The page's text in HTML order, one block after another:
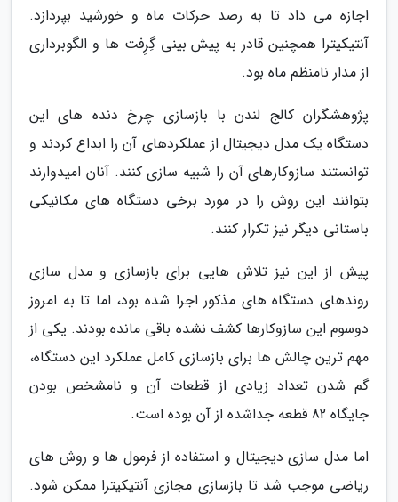
اجازه می داد تا به رصد حرکات ماه و خورشید بپردازد.
آنتیکیترا همچنین قادر به پیش بینی گِرِفت ها و الگوبرداری
از مدار نامنظم ماه بود.
پژوهشگران کالج لندن با بازسازی چرخ دنده های این
دستگاه یک مدل دیجیتال از عملکردهای آن را ابداع کردند و
توانستند سازوکارهای آن را شبیه سازی کنند. آنان امیدوارند
بتوانند این روش را در مورد برخی دستگاه های مکانیکی
باستانی دیگر نیز تکرار کنند.
پیش از این نیز تلاش هایی برای بازسازی و مدل سازی
روندهای دستگاه های مذکور اجرا شده بود، اما تا به امروز
دوسوم این سازوکارها کشف نشده باقی مانده بودند. یکی از
مهم ترین چالش ها برای بازسازی کامل عملکرد این دستگاه،
گم شدن تعداد زیادی از قطعات آن و نامشخص بودن
جایگاه 82 قطعه جداشده از آن بوده است.
اما مدل سازی دیجیتال و استفاده از فرمول ها و روش های
ریاضی موجب شد تا بازسازی مجازی آنتیکیترا ممکن شود.